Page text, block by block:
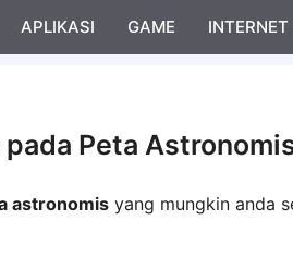
APLIKASI GAME INTERNET
Peta
astronomis yang mungkin anda